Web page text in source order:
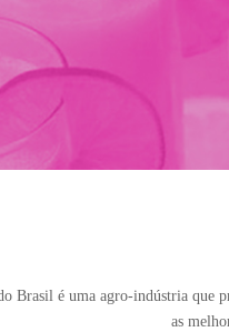
Brasil é uma agro-indústria que
as